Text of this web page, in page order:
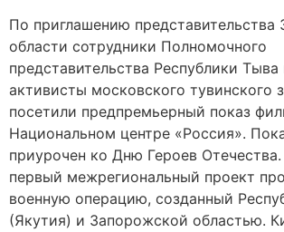
По приглашению представительства
области сотрудники Полномочного
представительства Республики
активисты московского тувинского
посетили предпремьерный показ
Национальном центре «Россия».
приурочен ко Дню Героев
первый межрегиональный проект
военную операцию, созданный
(Якутия) и Запорожской областью.